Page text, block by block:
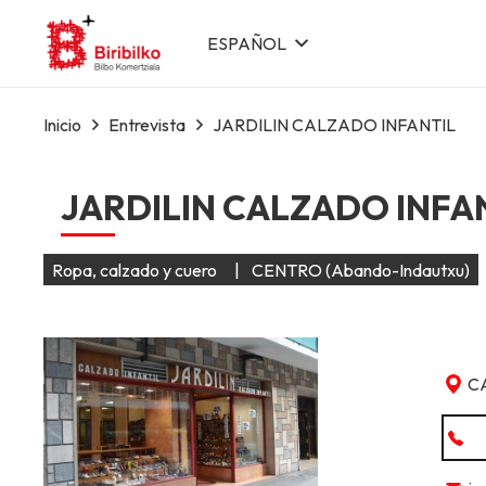
ESPAÑOL
Inicio Entrevista JARDILIN CALZADO INFANTIL
JARDILIN CALZADO
Ropa, calzado y cuero | CENTRO (Abando-Indautxu)